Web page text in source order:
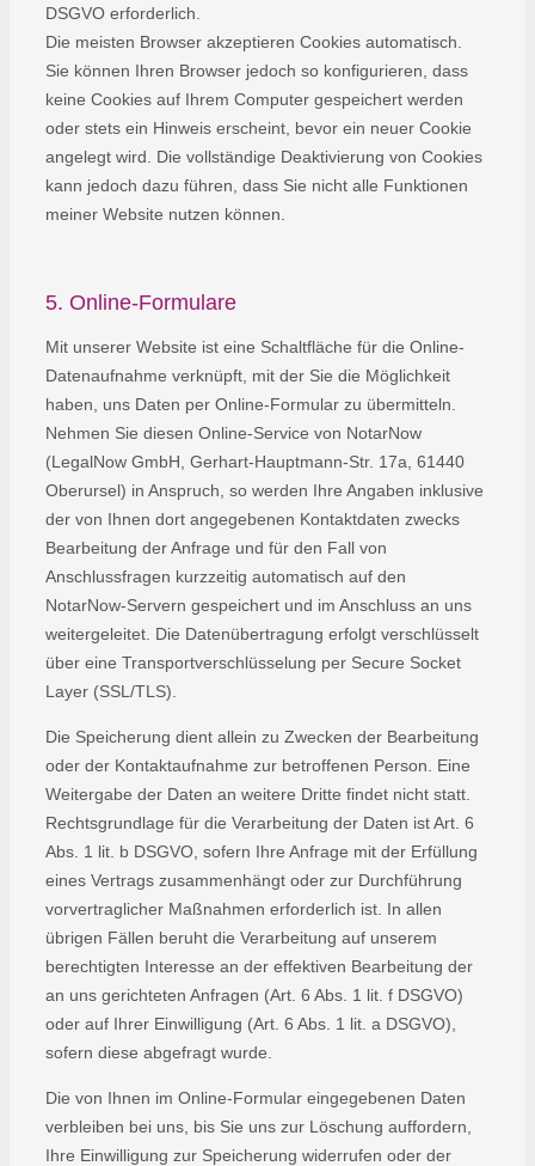
DSGVO erforderlich.
Die meisten Browser akzeptieren Cookies automatisch.
Sie können Ihren Browser jedoch so konfigurieren, dass
keine Cookies auf Ihrem Computer gespeichert werden
oder stets ein Hinweis erscheint, bevor ein neuer Cookie
angelegt wird. Die vollständige Deaktivierung von Cookies
kann jedoch dazu führen, dass Sie nicht alle Funktionen
meiner Website nutzen können.
5. Online-Formulare
Mit unserer Website ist eine Schaltfläche für die Online-
Datenaufnahme verknüpft, mit der Sie die Möglichkeit
haben, uns Daten per Online-Formular zu übermitteln.
Nehmen Sie diesen Online-Service von NotarNow
(LegalNow GmbH, Gerhart-Hauptmann-Str. 17a, 61440
Oberursel) in Anspruch, so werden Ihre Angaben inklusive
der von Ihnen dort angegebenen Kontaktdaten zwecks
Bearbeitung der Anfrage und für den Fall von
Anschlussfragen kurzzeitig automatisch auf den
NotarNow-Servern gespeichert und im Anschluss an uns
weitergeleitet. Die Datenübertragung erfolgt verschlüsselt
über eine Transportverschlüsselung per Secure Socket
Layer (SSL/TLS).
Die Speicherung dient allein zu Zwecken der Bearbeitung
oder der Kontaktaufnahme zur betroffenen Person. Eine
Weitergabe der Daten an weitere Dritte findet nicht statt.
Rechtsgrundlage für die Verarbeitung der Daten ist Art. 6
Abs. 1 lit. b DSGVO, sofern Ihre Anfrage mit der Erfüllung
eines Vertrags zusammenhängt oder zur Durchführung
vorvertraglicher Maßnahmen erforderlich ist. In allen
übrigen Fällen beruht die Verarbeitung auf unserem
berechtigten Interesse an der effektiven Bearbeitung der
an uns gerichteten Anfragen (Art. 6 Abs. 1 lit. f DSGVO)
oder auf Ihrer Einwilligung (Art. 6 Abs. 1 lit. a DSGVO),
sofern diese abgefragt wurde.
Die von Ihnen im Online-Formular eingegebenen Daten
verbleiben bei uns, bis Sie uns zur Löschung auffordern,
Ihre Einwilligung zur Speicherung widerrufen oder der